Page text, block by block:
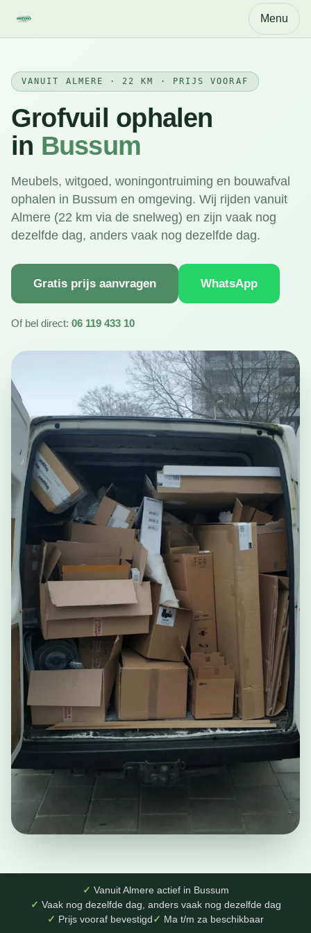
Menu
VANUIT ALMERE · 22 KM · PRIJS VOORAF
Grofvuil ophalen
in Bussum
Meubels, witgoed, woningontruiming en bouwafval
ophalen in Bussum en omgeving. Wij rijden vanuit
Almere (22 km via de snelweg) en zijn vaak nog
dezelfde dag, anders vaak nog dezelfde dag.
Gratis prijs aanvragen WhatsApp
Of bel direct: 06 119 433 10
Vanuit Almere actief in Bussum
Vaak nog dezelfde dag, anders vaak nog dezelfde dag
Prijs vooraf bevestigd
Ma t/m za beschikbaar